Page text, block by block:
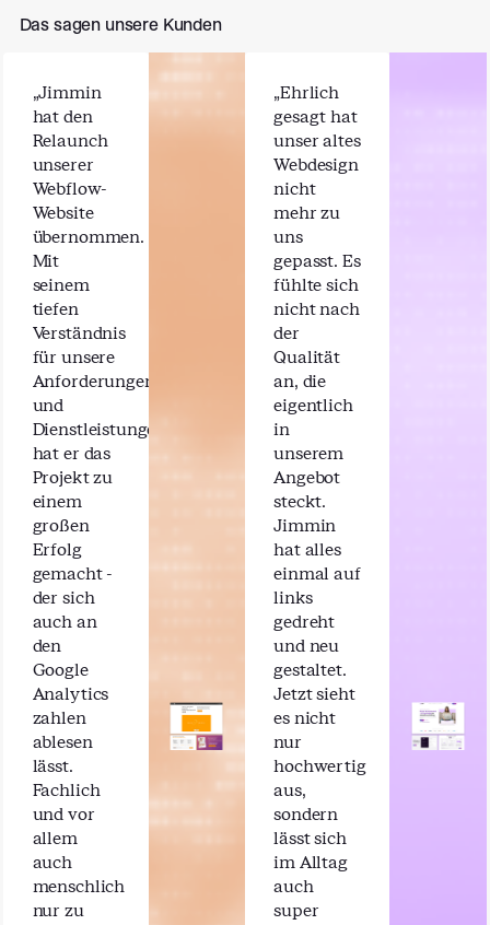
Das sagen unsere Kunden
„Jimmin
hat den
Relaunch
unserer
Webflow-
Website
übernommen.
Mit
seinem
tiefen
Verständnis
für unsere
Anforderungen
und
Dienstleistungen
hat er das
Projekt zu
einem
großen
Erfolg
gemacht -
der sich
auch an
den
Google
Analytics
zahlen
ablesen
lässt.
Fachlich
und vor
allem
auch
menschlich
nur zu
„Ehrlich
gesagt hat
unser altes
Webdesign
nicht
mehr zu
uns
gepasst. Es
fühlte sich
nicht nach
der
Qualität
an, die
eigentlich
in
unserem
Angebot
steckt.
Jimmin
hat alles
einmal auf
links
gedreht
und neu
gestaltet.
Jetzt sieht
es nicht
nur
hochwertig
aus,
sondern
lässt sich
im Alltag
auch
super